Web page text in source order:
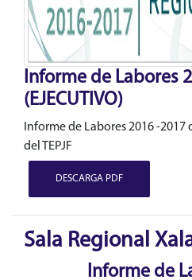
Informe de Labores
(EJECUTIVO)
Informe de Labores 2016 -2017
del TEPJF
DESCARGA PDF
Sala Regional
Informe de